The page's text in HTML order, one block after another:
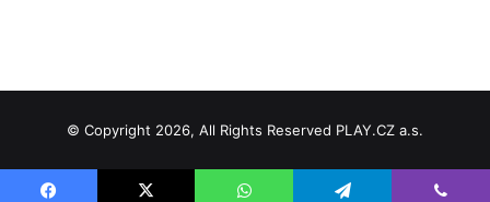
© Copyright 2026, All Rights Reserved PLAY.CZ a.s.